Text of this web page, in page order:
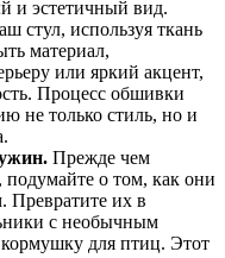
и эстетичный вид.
стул, используя ткань
материал,
или яркий акцент,
Процесс обшивки
не только стиль, но и
Прежде чем
подумайте о том, как они
Превратите их в
с необычным
для птиц. Этот